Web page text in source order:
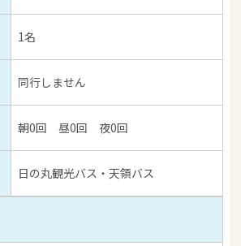
1名
同行しません
朝0回 昼0回 夜0回
日の丸観光バス・天領バス